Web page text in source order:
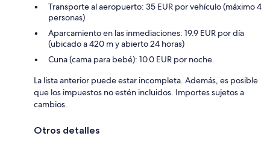
Transporte al aeropuerto: 35 EUR por vehículo (máximo 4
personas)
Aparcamiento en las inmediaciones: 19.9 EUR por día
(ubicado a 420 m y abierto 24 horas)
Cuna (cama para bebé): 10.0 EUR por noche.
La lista anterior puede estar incompleta. Además, es posible
que los impuestos no estén incluidos. Importes sujetos a
cambios.
Otros detalles